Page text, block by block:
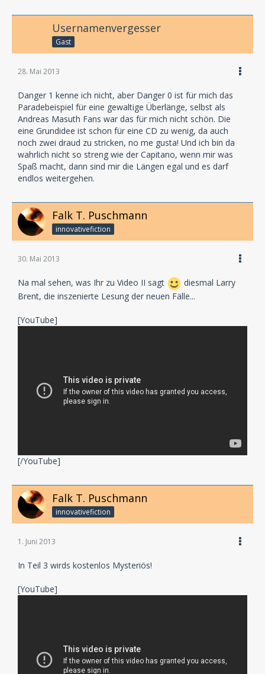
Usernamenvergesser
Gast
28. Mai 2013
Danger 1 kenne ich nicht, aber Danger 0 ist für mich das
Paradebeispiel für eine gewaltige Überlänge, selbst als
Andreas Masuth Fans war das für mich nicht schön. Die
eine Grundidee ist schon für eine CD zu wenig, da auch
noch zwei draud zu stricken, no me gusta! Und ich bin da
wahrlich nicht so streng wie der Capitano, wenn mir was
Spaß macht, dann sind mir die Längen egal und es darf
endlos weitergehen.
Falk T. Puschmann
innovativefiction
30. Mai 2013
Na mal sehen, was Ihr zu Video II sagt
diesmal Larry
Brent, die inszenierte Lesung der neuen Fälle...
[YouTube]
[/YouTube]
Falk T. Puschmann
innovativefiction
1. Juni 2013
In Teil 3 wirds kostenlos Mysteriös!
[YouTube]